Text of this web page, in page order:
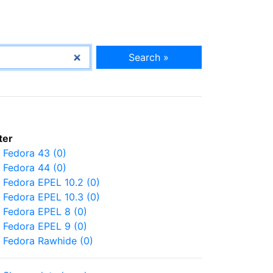
Search »
Fedora 43 (0)
Fedora 44 (0)
Fedora EPEL 10.2 (0)
Fedora EPEL 10.3 (0)
Fedora EPEL 8 (0)
Fedora EPEL 9 (0)
Fedora Rawhide (0)